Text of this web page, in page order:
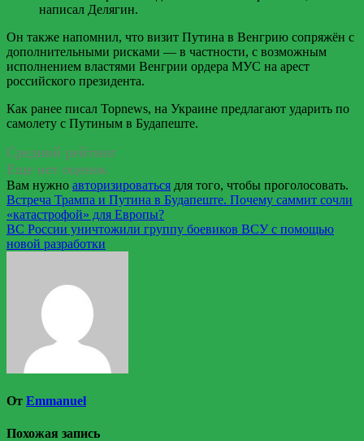
написал Делягин.
Он также напомнил, что визит Путина в Венгрию сопряжён с
дополнительными рисками — в частности, с возможным
исполнением властями Венгрии ордера МУС на арест
российского президента.
Как ранее писал Topnews, на Украине предлагают ударить по
самолету с Путиным в Будапеште.
Средний рейтинг
Еще нет оценок
Вам нужно авторизироваться для того, чтобы проголосовать.
Навигация
по
записям
Встреча Трампа и Путина в Будапеште. Почему саммит сочли
«катастрофой» для Европы?
ВС России уничтожили группу боевиков ВСУ с помощью
новой разработки
От Emmanuel
Похожая запись